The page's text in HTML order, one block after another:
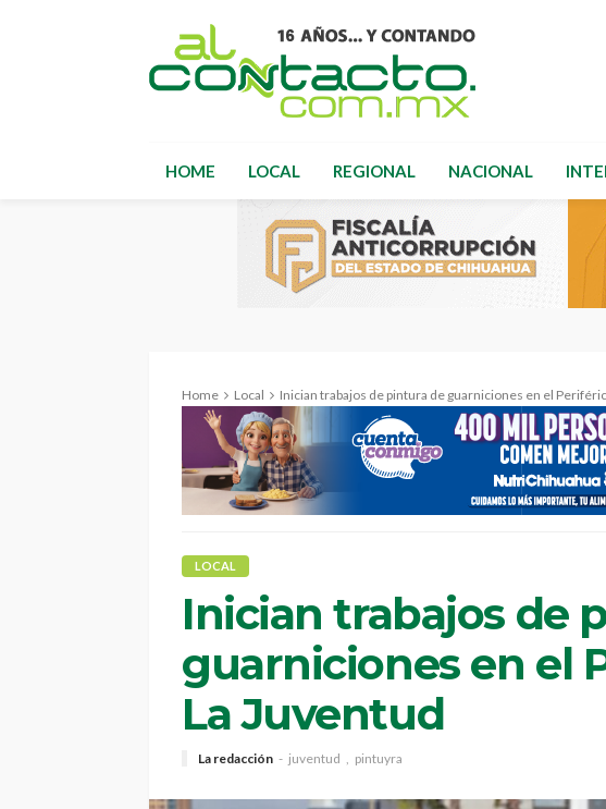
HOME LOCAL REGIONAL NACIONAL
Home Local Inician trabajos de pintura de guarniciones en el
LOCAL
Inician trabajos de
guarniciones en el
La Juventud
La redacción juventud pintuyra